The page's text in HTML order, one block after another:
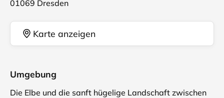
01069 Dresden
Karte anzeigen
Umgebung
Die Elbe und die sanft hügelige Landschaft zwischen